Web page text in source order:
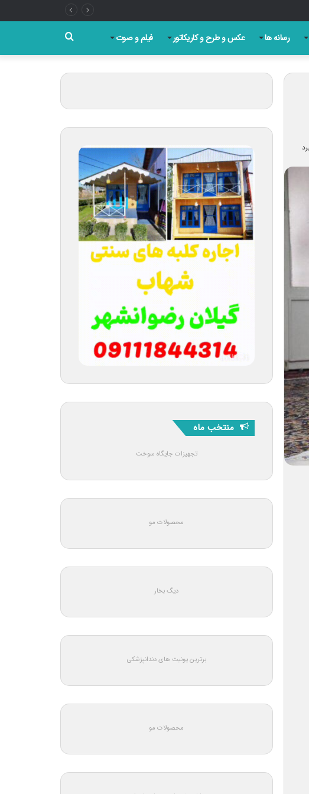
رسانه ها عکس و طرح و کاریکاتور فیلم و صوت
برای
منتخب ماه
تجهیزات جایگاه سوخت
محصولات مو
دیگ بخار
برترین یونیت های دندانپزشکی
محصولات مو